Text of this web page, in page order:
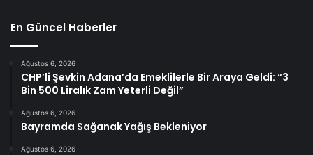
En Güncel Haberler
Ağustos 6, 2026
CHP’li Şevkin Adana’da Emeklilerle Bir Araya Geldi: “3
Bin 500 Liralık Zam Yeterli Değil”
Ağustos 6, 2026
Bayramda Sağanak Yağış Bekleniyor
Ağustos 6, 2026